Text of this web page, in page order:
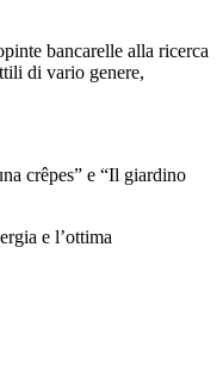
bancarelle alla ricerca
di vario genere,
crêpes” e “Il giardino
e l’ottima